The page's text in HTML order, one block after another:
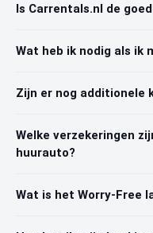
Is Carrentals.nl de
Wat heb ik nodig als ik
Zijn er nog additionele
Welke verzekeringen
huurauto?
Wat is het Worry-Free